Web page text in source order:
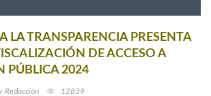
LA TRANSPARENCIA PRESENTA
DE ACCESO A
PÚBLICA 2024
Redacción 12839